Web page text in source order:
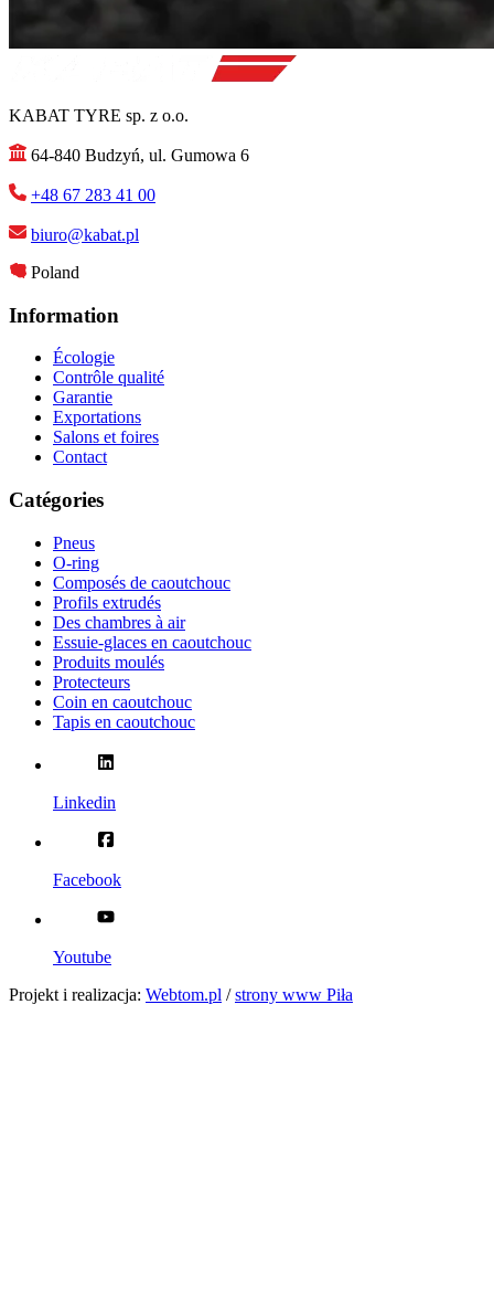
KABAT TYRE sp. z o.o.
64-840 Budzyń, ul. Gumowa 6
+48 67 283 41 00
biuro@kabat.pl
Poland
Information
Écologie
Contrôle qualité
Garantie
Exportations
Salons et foires
Contact
Catégories
Pneus
O-ring
Composés de caoutchouc
Profils extrudés
Des chambres à air
Essuie-glaces en caoutchouc
Produits moulés
Protecteurs
Coin en caoutchouc
Tapis en caoutchouc
Linkedin
Facebook
Youtube
Projekt i realizacja: Webtom.pl / strony www Piła